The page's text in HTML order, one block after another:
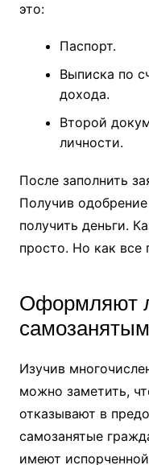
это:
Паспорт.
Выписка по
дохода.
Второй
личности.
После заполнить
Получив
получить деньги.
просто. Но как все
Оформляют
Изучив
можно заметить,
отказывают в
самозанятые
имеют